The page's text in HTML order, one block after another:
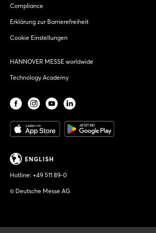
Compliance
Erklärung zur Barrierefreiheit
Cookie Einstellungen
HANNOVER MESSE worldwide
Technology Academy
ENGLISH
Hotline: +49 511 89-0
© Deutsche Messe AG